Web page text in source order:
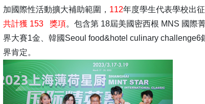
加國際性活動擴大補助範圍， 112年度學生代表學校出
共計獲 153 獎項。包含第 18屆美國密西根 MNS 國際
界大賽1金、韓國Seoul food&hotel culinary
界肯定。